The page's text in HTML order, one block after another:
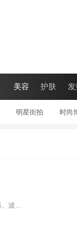
美容 护肤
明星街拍 时尚